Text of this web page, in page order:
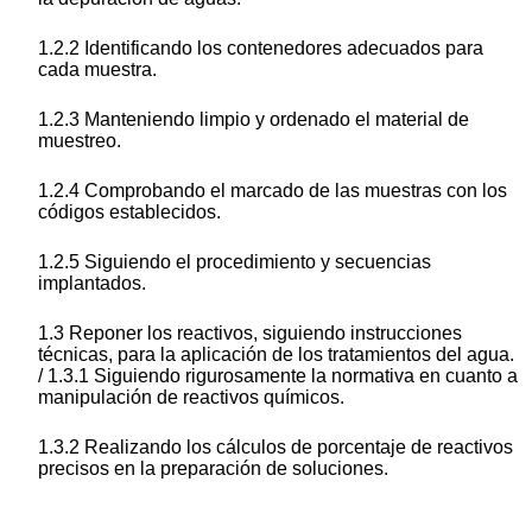
1.2.2 Identificando los contenedores adecuados para
cada muestra.
1.2.3 Manteniendo limpio y ordenado el material de
muestreo.
1.2.4 Comprobando el marcado de las muestras con los
códigos establecidos.
1.2.5 Siguiendo el procedimiento y secuencias
implantados.
1.3 Reponer los reactivos, siguiendo instrucciones
técnicas, para la aplicación de los tratamientos del agua.
/ 1.3.1 Siguiendo rigurosamente la normativa en cuanto a
manipulación de reactivos químicos.
1.3.2 Realizando los cálculos de porcentaje de reactivos
precisos en la preparación de soluciones.